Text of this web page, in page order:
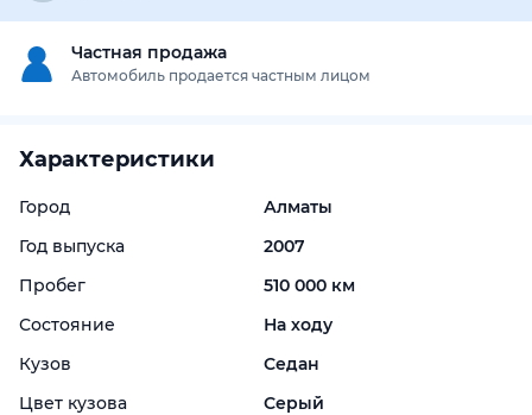
Частная продажа
Автомобиль продается частным лицом
Характеристики
Город
Алматы
Год выпуска
2007
Пробег
510 000 км
Состояние
На ходу
Кузов
Седан
Цвет кузова
Серый